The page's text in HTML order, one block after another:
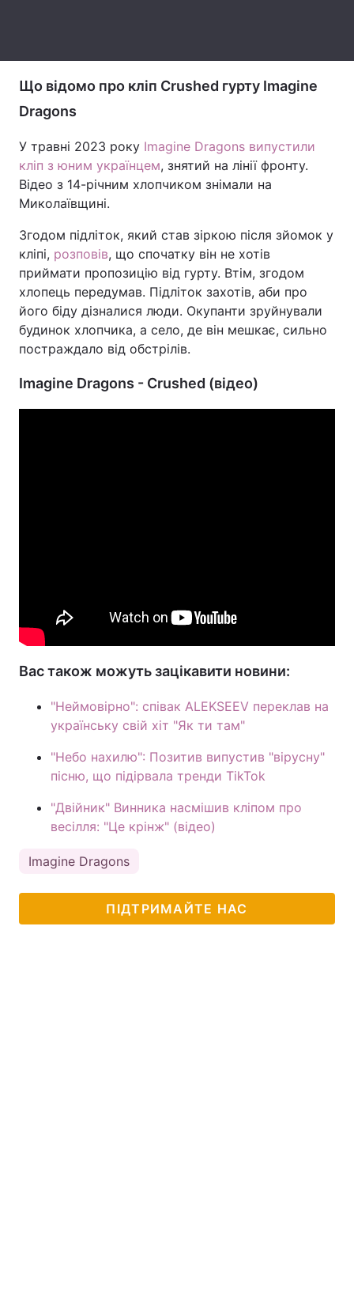
Що відомо про кліп Crushed гурту Imagine
Dragons
У травні 2023 року Imagine Dragons випустили
кліп з юним українцем, знятий на лінії фронту.
Відео з 14-річним хлопчиком знімали на
Миколаївщині.
Згодом підліток, який став зіркою після зйомок у
кліпі, розповів, що спочатку він не хотів
приймати пропозицію від гурту. Втім, згодом
хлопець передумав. Підліток захотів, аби про
його біду дізналися люди. Окупанти зруйнували
будинок хлопчика, а село, де він мешкає, сильно
постраждало від обстрілів.
Imagine Dragons - Crushed (відео)
Вас також можуть зацікавити новини:
"Неймовірно": співак ALEKSEEV переклав на
українську свій хіт "Як ти там"
"Небо нахилю": Позитив випустив "вірусну"
пісню, що підірвала тренди TikTok
"Двійник" Винника насмішив кліпом про
весілля: "Це крінж" (відео)
Imagine Dragons
ПІДТРИМАЙТЕ НАС